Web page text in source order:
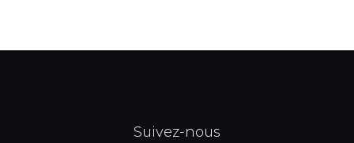
Suivez-nous